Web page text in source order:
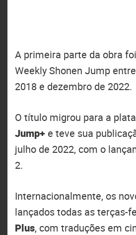
A primeira parte da obra
Weekly Shonen Jump
2018 e dezembro de 2022.
O título migrou para a
Jump+ e teve sua
julho de 2022, com o
2.
Internacionalmente, os
lançados todas as terças-
Plus, com traduções em